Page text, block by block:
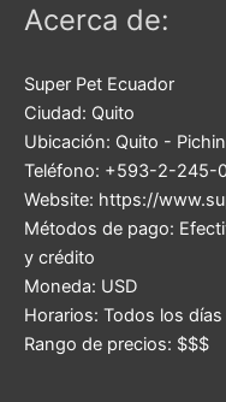
Acerca de:
Super Pet Ecuador
Ciudad: Quito
Ubicación: Quito -
Teléfono: +593-2-245-
Website: https://
Métodos de pago:
y crédito
Moneda: USD
Horarios: Todos los
Rango de precios: $$$